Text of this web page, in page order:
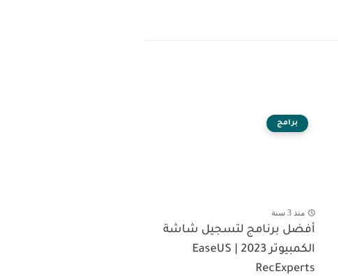
برامج
منذ 3 سنة
أفضل برنامج لتسجيل شاشة
الكمبيوتر 2023 | EaseUS
RecExperts